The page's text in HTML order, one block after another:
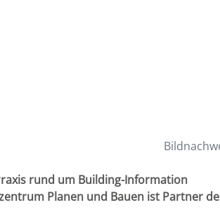
rund um Building-Information
Planen und Bauen ist Partner